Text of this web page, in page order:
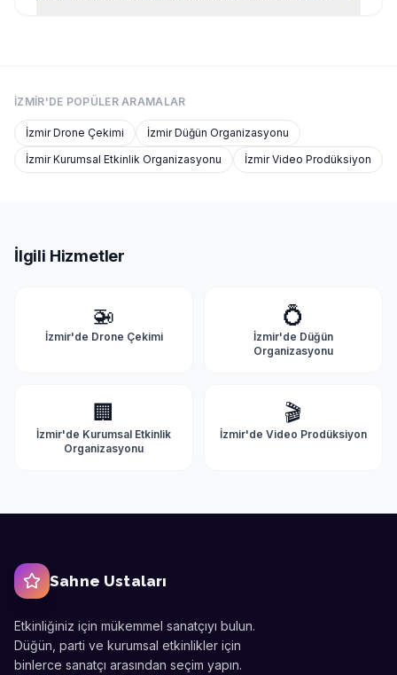
İZMIR'DE POPÜLER ARAMALAR
İzmir Drone Çekimi İzmir Düğün Organizasyonu
İzmir Kurumsal Etkinlik Organizasyonu İzmir Video Prodüksiyon
İlgili Hizmetler
🚁
İzmir'de Drone Çekimi
💍
İzmir'de Düğün
Organizasyonu
🏢
İzmir'de Kurumsal Etkinlik
Organizasyonu
🎬
İzmir'de Video Prodüksiyon
Sahne Ustaları
Etkinliğiniz için mükemmel sanatçıyı bulun.
Düğün, parti ve kurumsal etkinlikler için
binlerce sanatçı arasından seçim yapın.